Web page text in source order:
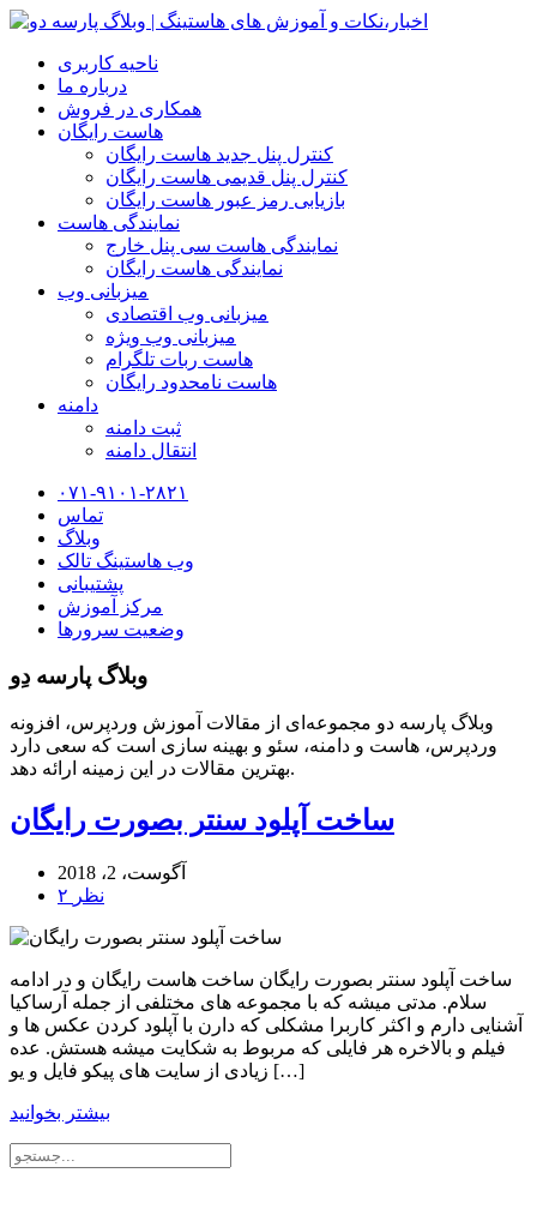
ناحیه کاربری
درباره ما
همکاری در فروش
هاست رایگان
کنترل پنل جدید هاست رایگان
کنترل پنل قدیمی هاست رایگان
بازیابی رمز عبور هاست رایگان
نمایندگی هاست
نمایندگی هاست سی پنل خارج
نمایندگی هاست رایگان
میزبانی وب
میزبانی وب اقتصادی
میزبانی وب ویژه
هاست ربات تلگرام
هاست نامحدود رایگان
دامنه
ثبت دامنه
انتقال دامنه
۰۷۱-۹۱۰۱-۲۸۲۱
تماس
وبلاگ
وب هاستینگ تالک
پشتیبانی
مرکز آموزش
وضعیت سرورها
وبلاگ پارسه دِو
وبلاگ پارسه دو مجموعه‌ای از مقالات آموزش وردپرس، افزونه
وردپرس، هاست و دامنه، سئو و بهینه سازی است که سعی دارد
بهترین مقالات در این زمینه ارائه دهد.
ساخت آپلود سنتر بصورت رایگان
آگوست، 2، 2018
۲ نظر
ساخت آپلود سنتر بصورت رایگان ساخت هاست رایگان و در ادامه
سلام. مدتی میشه که با مجموعه های مختلفی از جمله آرساکیا
آشنایی دارم و اکثر کاربرا مشکلی که دارن با آپلود کردن عکس ها و
فیلم و بالاخره هر فایلی که مربوط به شکایت میشه هستش. عده
زیادی از سایت های پیکو فایل و یو […]
بیشتر بخوانید